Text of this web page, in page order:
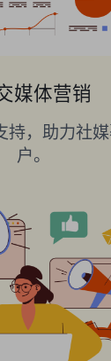
媒体营销
持，助力社
户。